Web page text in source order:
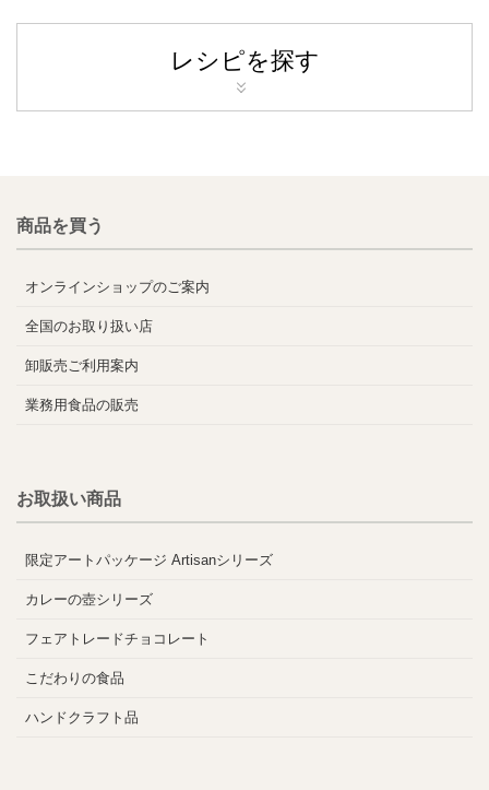
レシピを探す
商品を買う
オンラインショップのご案内
全国のお取り扱い店
卸販売ご利用案内
業務用食品の販売
お取扱い商品
限定アートパッケージ Artisanシリーズ
カレーの壺シリーズ
フェアトレードチョコレート
こだわりの食品
ハンドクラフト品